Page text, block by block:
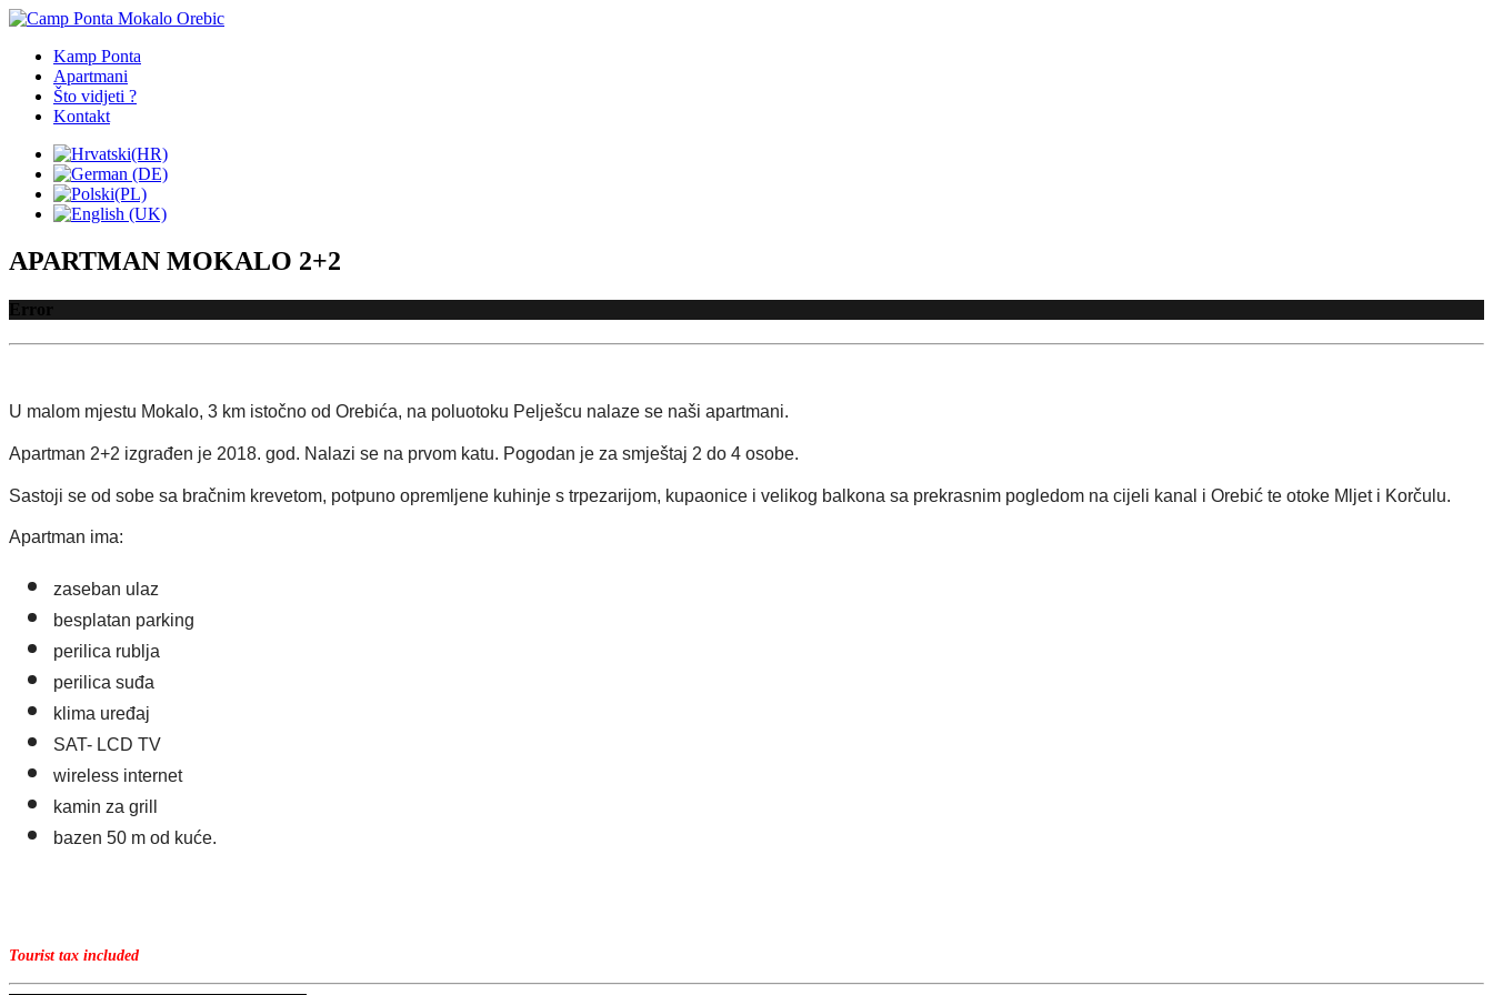
Kamp Ponta
Apartmani
Što vidjeti ?
Kontakt
APARTMAN MOKALO 2+2
Error
U malom mjestu Mokalo, 3 km istočno od Orebića, na poluotoku Pelješcu nalaze se naši apartmani.
Apartman 2+2 izgrađen je 2018. god. Nalazi se na prvom katu. Pogodan je za smještaj 2 do 4 osobe.
Sastoji se od sobe sa bračnim krevetom, potpuno opremljene kuhinje s trpezarijom, kupaonice i velikog balkona sa prekrasnim pogledom na cijeli kanal i Orebić te otoke Mljet i Korčulu.
Apartman ima:
zaseban ulaz
besplatan parking
perilica rublja
perilica suđa
klima uređaj
SAT- LCD TV
wireless internet
kamin za grill
bazen 50 m od kuće.
Tourist tax included